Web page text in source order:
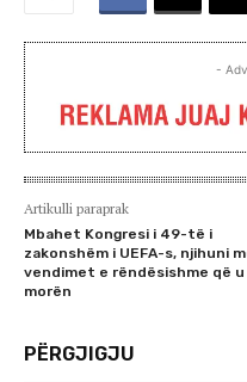
-
Artikulli paraprak
Mbahet Kongresi i 49-të i
zakonshëm i UEFA-s, njihuni
vendimet e rëndësishme që u
morën
PËRGJIGJU